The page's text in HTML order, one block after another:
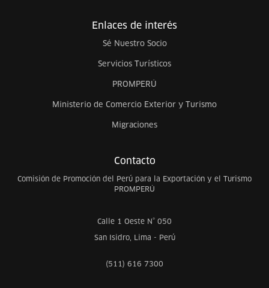
Enlaces de interés
Sé Nuestro Socio
Servicios Turísticos
PROMPERÚ
Ministerio de Comercio Exterior y Turismo
Migraciones
Contacto
Comisión de Promoción del Perú para la Exportación y el Turismo
PROMPERÚ
Calle 1 Oeste N° 050
San Isidro, Lima - Perú
(511) 616 7300